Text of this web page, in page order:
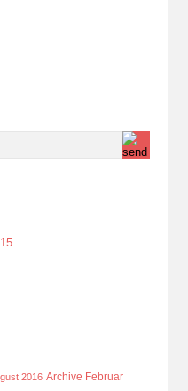
2016 Archive Februar